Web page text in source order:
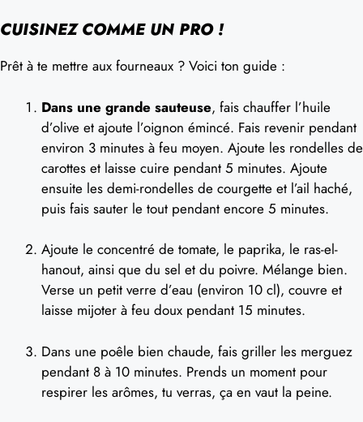
CUISINEZ COMME UN PRO !
Prêt à te mettre aux fourneaux ? Voici ton guide :
Dans une grande sauteuse, fais chauffer l’huile
d’olive et ajoute l’oignon émincé. Fais revenir pendant
environ 3 minutes à feu moyen. Ajoute les rondelles de
carottes et laisse cuire pendant 5 minutes. Ajoute
ensuite les demi-rondelles de courgette et l’ail haché,
puis fais sauter le tout pendant encore 5 minutes.
Ajoute le concentré de tomate, le paprika, le ras-el-
hanout, ainsi que du sel et du poivre. Mélange bien.
Verse un petit verre d’eau (environ 10 cl), couvre et
laisse mijoter à feu doux pendant 15 minutes.
Dans une poêle bien chaude, fais griller les merguez
pendant 8 à 10 minutes. Prends un moment pour
respirer les arômes, tu verras, ça en vaut la peine.